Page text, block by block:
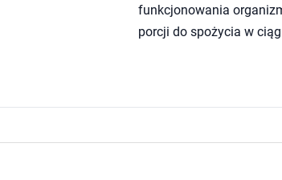
funkcjonowania
porcji do spożycia w